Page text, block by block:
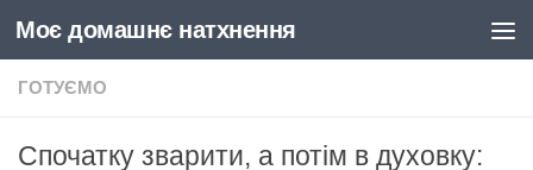
Skip to content
Моє домашнє натхнення
ГОТУЄМО
Спочатку зварити, а потім в духовку: